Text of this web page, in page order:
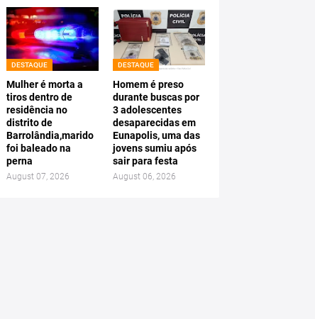
DESTAQUE
Mulher é morta a
tiros dentro de
residência no
distrito de
Barrolândia,marido
foi baleado na
perna
August 07, 2026
DESTAQUE
Homem é preso
durante buscas por
3 adolescentes
desaparecidas em
Eunapolis, uma das
jovens sumiu após
sair para festa
August 06, 2026